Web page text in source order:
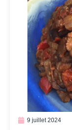
9 juillet 2024